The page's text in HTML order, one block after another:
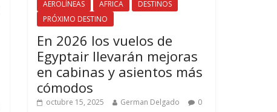
AEROLÍNEAS AFRICA
DESTINOS
PRÓXIMO DESTINO
En 2026 los vuelos de
Egyptair llevarán mejoras
en cabinas y asientos más
cómodos
octubre 15, 2025 German Delgado 0